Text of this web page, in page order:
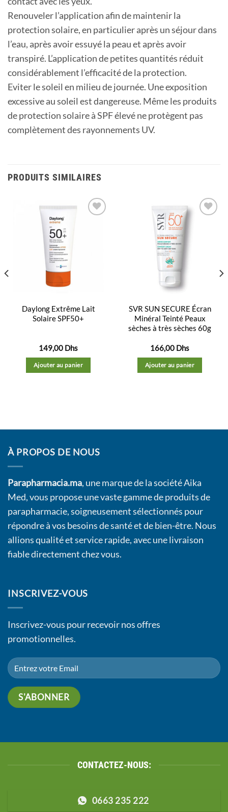
Renouveler l’application afin de maintenir la
protection solaire, en particulier après un séjour dans
l’eau, après avoir essuyé la peau et après avoir
transpiré. L’application de petites quantités réduit
considérablement l’efficacité de la protection.
Eviter le soleil en milieu de journée. Une exposition
excessive au soleil est dangereuse. Même les produits
de protection solaire à SPF élevé ne protègent pas
complètement des rayonnements UV.
PRODUITS SIMILAIRES
Daylong Extrême Lait
Solaire SPF50+
149,00 Dhs
Ajouter au panier
SVR SUN SECURE Écran
Minéral Teinté Peaux
sèches à très sèches 60g
166,00 Dhs
Ajouter au panier
À PROPOS DE NOUS
Parapharmacia.ma, une marque de la société Aika
Med, vous propose une vaste gamme de produits de
parapharmacie, soigneusement sélectionnés pour
répondre à vos besoins de santé et de bien-être. Nous
allions qualité et service rapide, avec une livraison
fiable directement chez vous.
INSCRIVEZ-VOUS
Inscrivez-vous pour recevoir nos offres
promotionnelles.
CONTACTEZ-NOUS:
0663 235 222